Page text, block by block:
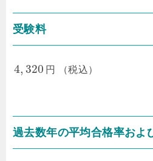
受験料
4, 320 円 （税込）
過去数年の平均合格率およ